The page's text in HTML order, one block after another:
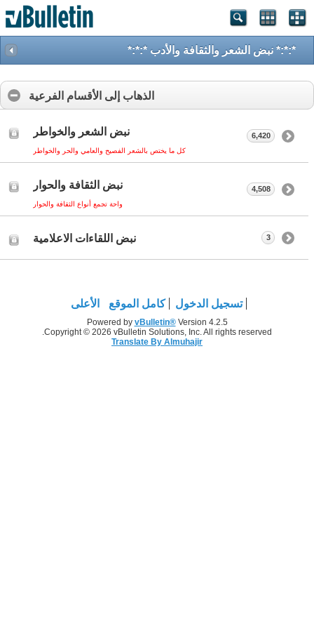
*:*:* نبض الشعر والثقافة والأدب *:*:*
الذهاب إلى الأقسام الفرعية
نبض الشعر والخواطر
كل ما يختص بالشعر الفصيح والعامي والحر والخواطر
6,420
نبض الثقافة والحوار
واحة تجمع أنواع الثقافة والحوار
4,508
نبض اللقاءات الاعلامية 3
تسجيل الدخول كامل الموقع الأعلى
Powered by vBulletin®Version 4.2.5
Copyright © 2026 vBulletin Solutions, Inc. All rights reserved.
Translate By Almuhajir